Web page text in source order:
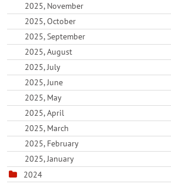
2025, November
2025, October
2025, September
2025, August
2025, July
2025, June
2025, May
2025, April
2025, March
2025, February
2025, January
2024